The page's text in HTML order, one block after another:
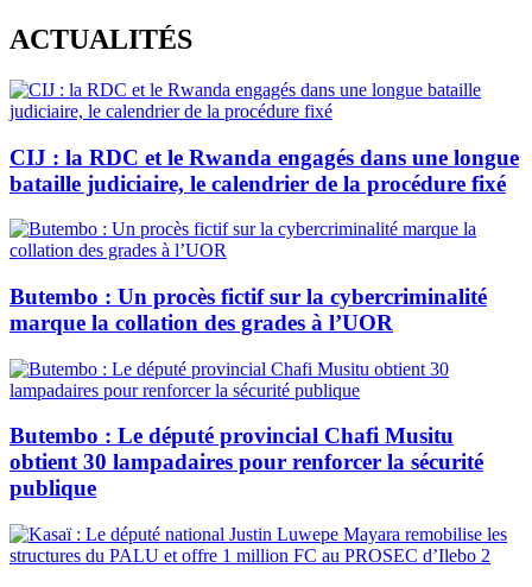
Skip
to
content
ACTUALITÉS
CIJ : la RDC et le Rwanda engagés dans une longue
bataille judiciaire, le calendrier de la procédure fixé
Butembo : Un procès fictif sur la cybercriminalité
marque la collation des grades à l’UOR
Butembo : Le député provincial Chafi Musitu
obtient 30 lampadaires pour renforcer la sécurité
publique